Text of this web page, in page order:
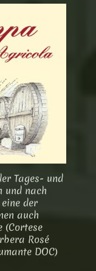
Tages- und
und nach
der
auch
(Cortese
Rosé
DOC)